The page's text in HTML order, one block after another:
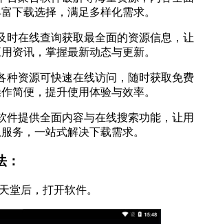
下载选择，满足多样化需求。
在线查询获取最全面的资源信息，让
资讯，掌握最新动态与更新。
资源可快速在线访问，随时获取免费
简便，提升使用体验与效率。
提供全面内容与在线搜索功能，让用
务，一站式解决下载需求。
：
后，打开软件。